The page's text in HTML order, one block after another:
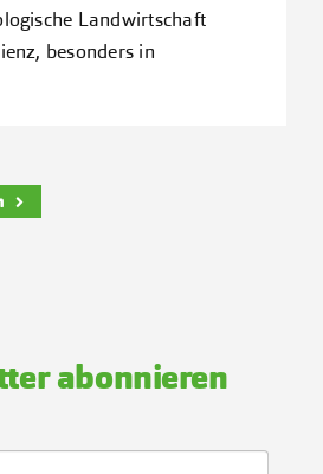
Landwirtschaft
besonders in
abonnieren